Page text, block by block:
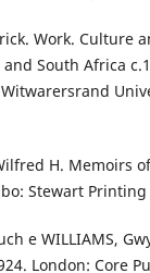
Work.
South Africa
H. Memoirs
Stewart
e WILLIAMS,
London: Core